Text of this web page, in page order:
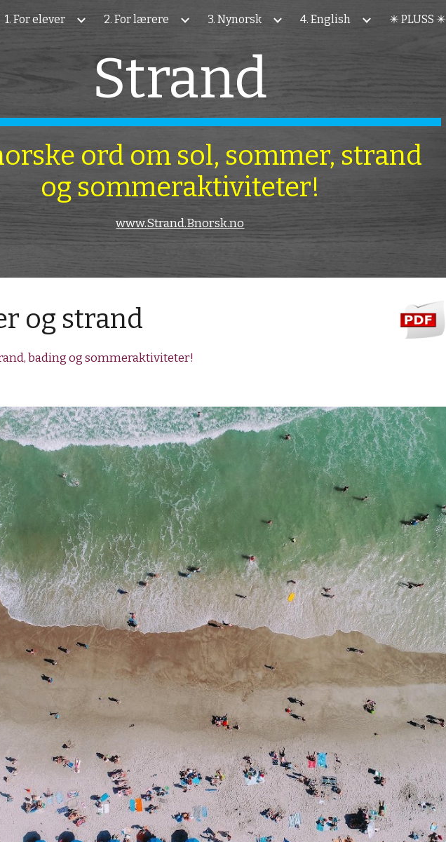
Skip to main content Skip to navigation
1. For elever 2. For lærere 3. Nynorsk 4. English ✴️ PLUSS ✴️
Strand
ord om sol, sommer, strand
og sommeraktiviteter!
www.Strand.Bnorsk.no
og strand
bading og sommeraktiviteter!